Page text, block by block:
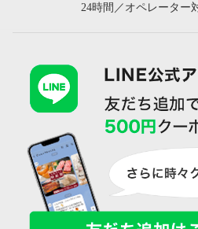
24時間／オペレーター